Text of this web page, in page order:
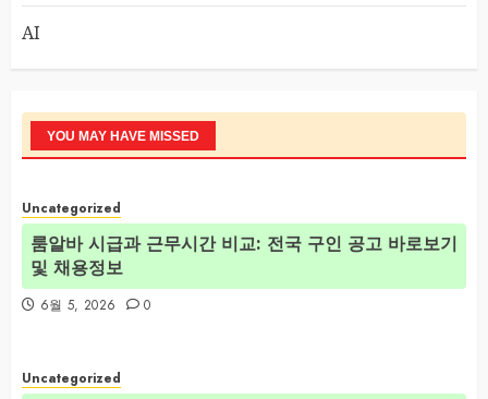
AI
YOU MAY HAVE MISSED
Uncategorized
룸알바 시급과 근무시간 비교: 전국 구인 공고 바로보기
및 채용정보
6월 5, 2026 0
Uncategorized